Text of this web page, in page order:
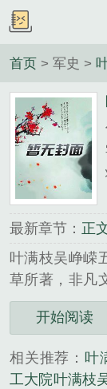
首页 > 军史 >
最新章节： 正
叶满枝吴峥嵘
草所著，非凡
工大院结局全
三秒记住本站
心创作的军史
开始阅读
相关推荐： 叶
工大院叶满枝